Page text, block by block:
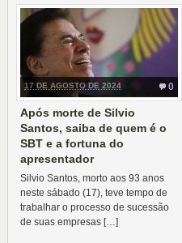
0
17 DE AGOSTO DE 2024
Após morte de Silvio
Santos, saiba de quem é o
SBT e a fortuna do
apresentador
Silvio Santos, morto aos 93 anos
neste sábado (17), teve tempo de
trabalhar o processo de sucessão
de suas empresas […]